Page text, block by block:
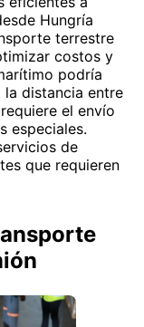
Hungría
terrestre
costos y
podría
la distancia entre
el envío
especiales.
de
que requieren